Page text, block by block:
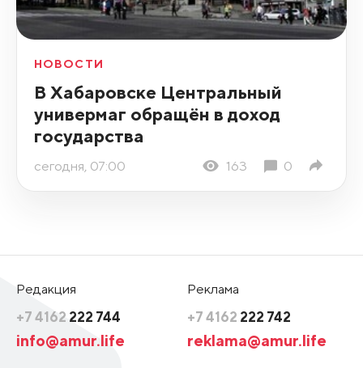
НОВОСТИ
В Хабаровске Центральный
универмаг обращён в доход
государства
сегодня, 07:00 163 0
Редакция
+7 4162 222 744
info@amur.life
Реклама
+7 4162 222 742
reklama@amur.life